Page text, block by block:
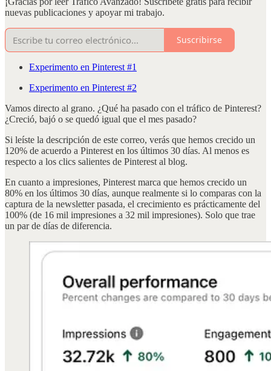
nuevas publicaciones y apoyar mi trabajo.
Suscribirse
Experimento en Pinterest #1
Experimento en Pinterest #2
Vamos directo al grano. ¿Qué ha pasado con el tráfico de Pinterest?
¿Creció, bajó o se quedó igual que el mes pasado?
Si leíste la descripción de este correo, verás que hemos crecido un
120% de acuerdo a Pinterest en los últimos 30 días. Al menos es
respecto a los clics salientes de Pinterest al blog.
En cuanto a impresiones, Pinterest marca que hemos crecido un
80% en los últimos 30 días, aunque realmente si lo comparas con la
captura de la newsletter pasada, el crecimiento es prácticamente del
100% (de 16 mil impresiones a 32 mil impresiones). Solo que trae
un par de días de diferencia.